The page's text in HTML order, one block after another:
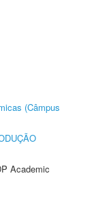
(Câmpus
Academic